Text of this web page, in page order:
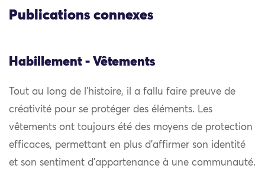
Publications connexes
Habillement - Vêtements
Tout au long de l’histoire, il a fallu faire preuve de
créativité pour se protéger des éléments. Les
vêtements ont toujours été des moyens de protection
efficaces, permettant en plus d’affirmer son identité
et son sentiment d’appartenance à une communauté.